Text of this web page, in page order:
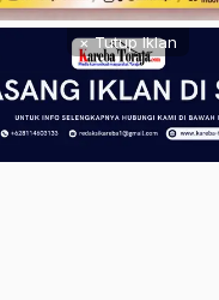
× Tutup Iklan